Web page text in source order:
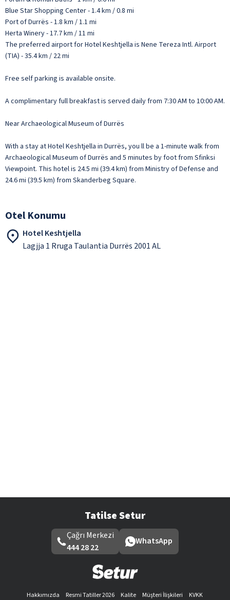
Blue Star Shopping Center - 1.4 km / 0.8 mi
Port of Durrës - 1.8 km / 1.1 mi
Herta Winery - 17.7 km / 11 mi
The preferred airport for Hotel Keshtjella is Nene Tereza Intl. Airport
(TIA) - 35.4 km / 22 mi
Free self parking is available onsite.
A complimentary full breakfast is served daily from 7:30 AM to 10:00 AM.
Near Archaeological Museum of Durrës
With a stay at Hotel Keshtjella in Durrës, you ll be a 1-minute walk from
Archaeological Museum of Durrës and 5 minutes by foot from Sfinksi
Viewpoint. This hotel is 24.5 mi (39.4 km) from Ministry of Defense and
24.6 mi (39.5 km) from Skanderbeg Square.
Otel Konumu
Hotel Keshtjella
Lagjja 1 Rruga Taulantia Durrës 2001 AL
Tatilse Setur
Çağrı Merkezi
444 28 22
WhatsApp
Hakkımızda Resmi Tatiller 2026 Kalite Müşteri İlişkileri
KVKK